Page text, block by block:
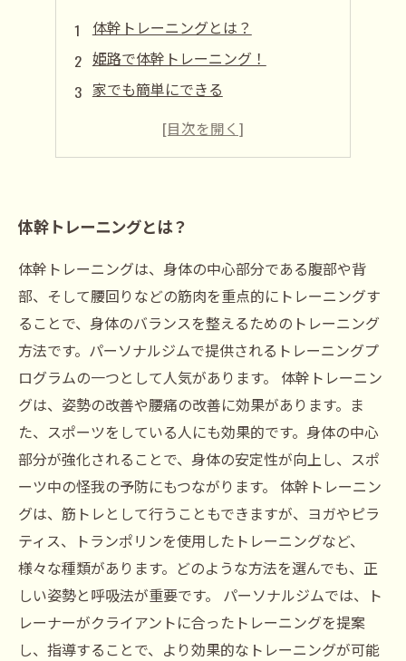
体幹トレーニングとは？
姫路で体幹トレーニング！
家でも簡単にできる
体幹トレーニングと美容
体幹トレーニングとは？
体幹トレーニングは、身体の中心部分である腹部や背
部、そして腰回りなどの筋肉を重点的にトレーニングす
ることで、身体のバランスを整えるためのトレーニング
方法です。パーソナルジムで提供されるトレーニングプ
ログラムの一つとして人気があります。 体幹トレーニン
グは、姿勢の改善や腰痛の改善に効果があります。ま
た、スポーツをしている人にも効果的です。身体の中心
部分が強化されることで、身体の安定性が向上し、スポ
ーツ中の怪我の予防にもつながります。 体幹トレーニン
グは、筋トレとして行うこともできますが、ヨガやピラ
ティス、トランポリンを使用したトレーニングなど、
様々な種類があります。どのような方法を選んでも、正
しい姿勢と呼吸法が重要です。 パーソナルジムでは、ト
レーナーがクライアントに合ったトレーニングを提案
し、指導することで、より効果的なトレーニングが可能